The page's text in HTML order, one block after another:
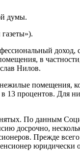
думы.
доход,
в
Нилов.
помещения,
13 процентов. Для
По данным
досрочно,
Прежде
юридически